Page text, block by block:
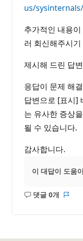
us/
추가적인 내용
러 회신해주시
제시해 드린 답
응답이 문제 해
답변으로 [표시]
는 유사한 증상
될 수 있습니다.
감사합니다.
이 대답이 도움
댓글 0개
설